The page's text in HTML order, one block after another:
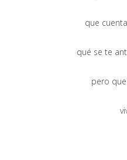
que
qué se te
pero